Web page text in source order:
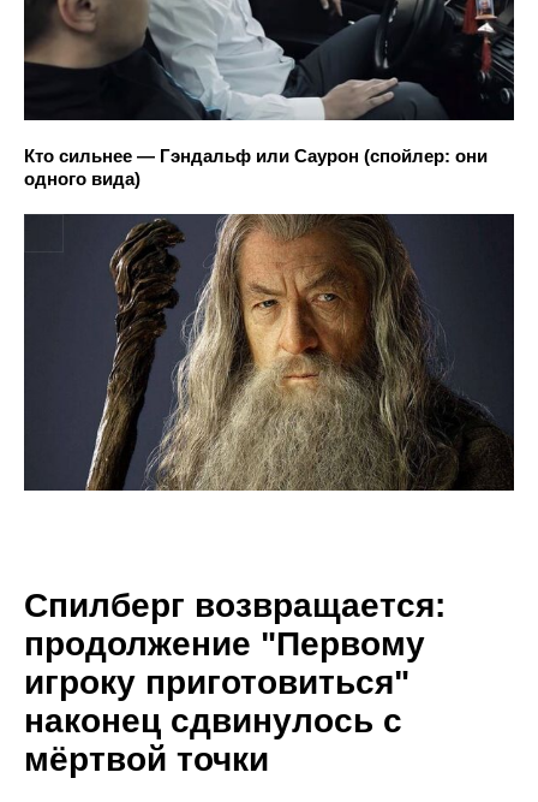
Кто сильнее — Гэндальф или Саурон (спойлер: они
одного вида)
Спилберг возвращается:
продолжение "Первому
игроку приготовиться"
наконец сдвинулось с
мёртвой точки